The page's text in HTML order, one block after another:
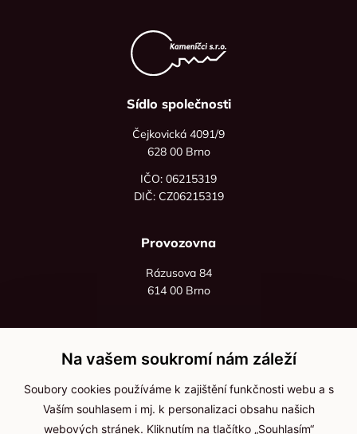
Sídlo společnosti
Čejkovická 4091/9
628 00 Brno
IČO: 06215319
DIČ: CZ06215319
Provozovna
Rázusova 84
614 00 Brno
+420 736 535 066
Po - pá: 8:00 - 16:00
info@jma-kam.cz
Na vašem soukromí nám záleží
Soubory cookies používáme k zajištění funkčnosti webu a s
Vaším souhlasem i mj. k personalizaci obsahu našich
webových stránek. Kliknutím na tlačítko „Souhlasím“